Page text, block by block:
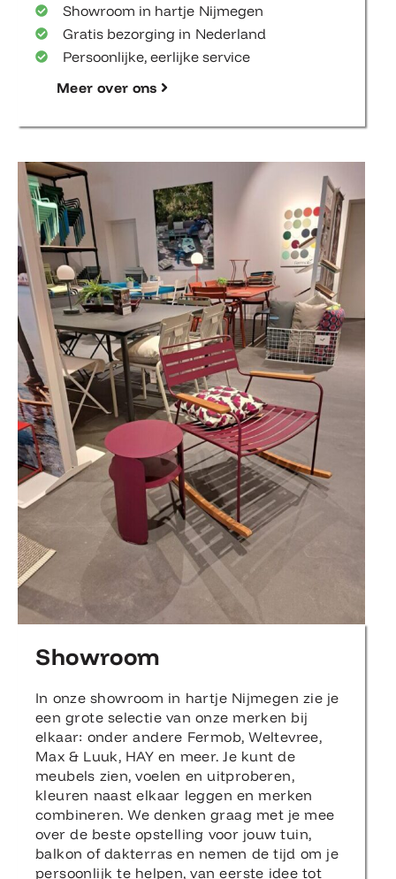
Showroom in hartje Nijmegen
Gratis bezorging in Nederland
Persoonlijke, eerlijke service
Meer over ons
Showroom
In onze showroom in hartje Nijmegen zie je
een grote selectie van onze merken bij
elkaar: onder andere Fermob, Weltevree,
Max & Luuk, HAY en meer. Je kunt de
meubels zien, voelen en uitproberen,
kleuren naast elkaar leggen en merken
combineren. We denken graag met je mee
over de beste opstelling voor jouw tuin,
balkon of dakterras en nemen de tijd om je
persoonlijk te helpen, van eerste idee tot